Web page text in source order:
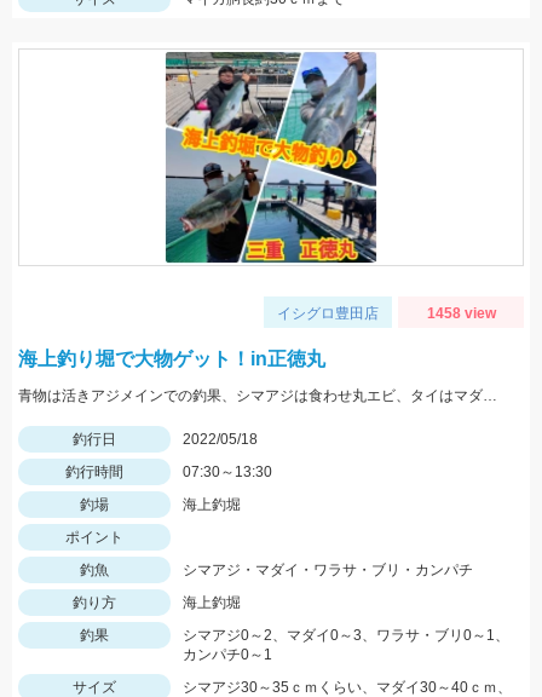
イシグロ豊田店 1458 view
海上釣り堀で大物ゲット！in正徳丸
青物は活きアジメインでの釣果、シマアジは食わせ丸エビ、タイはマダイイエローが効果的でした。
釣行日
2022/05/18
釣行時間
07:30～13:30
釣場
海上釣堀
ポイント
釣魚
シマアジ・マダイ・ワラサ・ブリ・カンパチ
釣り方
海上釣堀
釣果
シマアジ0～2、マダイ0～3、ワラサ・ブリ0～1、
カンパチ0～1
サイズ
シマアジ30～35ｃｍくらい、マダイ30～40ｃｍ、